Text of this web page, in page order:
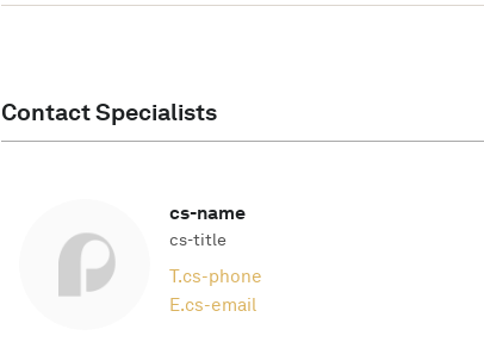
Contact Specialists
cs-name
cs-title
T.cs-phone
E.cs-email